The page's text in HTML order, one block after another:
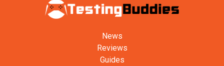
News
Reviews
Guides